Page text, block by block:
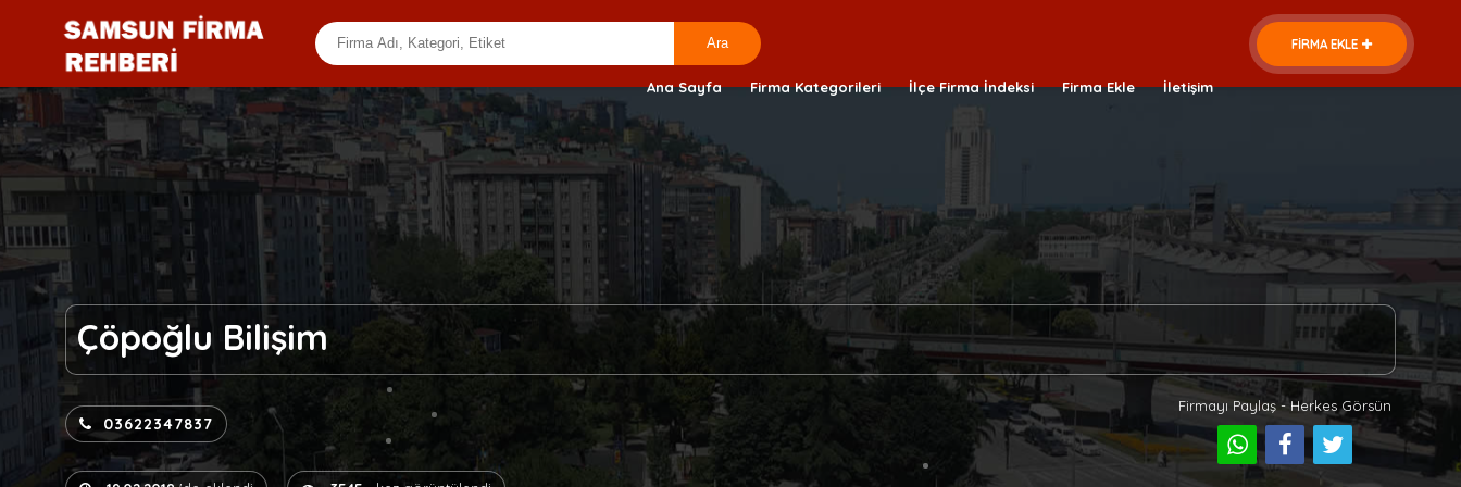
FİRMA EKLE
Ana Sayfa Firma Kategorileri İlçe Firma İndeksi Firma Ekle İletişim
Çöpoğlu Bilişim
03622347837
Firmayı Paylaş - Herkes Görsün